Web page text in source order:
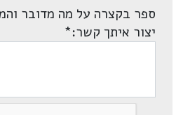
ספר בקצרה על מה מדובר
יצור איתך קשר:*